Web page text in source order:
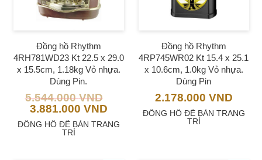
Đồng hồ Rhythm
4RH781WD23 Kt 22.5 x 29.0
x 15.5cm, 1.18kg Vỏ nhựa.
Dùng Pin.
5.544.000VND
3.881.000 VND
ĐỒNG HỒ ĐỂ BÀN TRANG
TRÍ
Đồng hồ Rhythm
4RP745WR02 Kt 15.4 x 25.1
x 10.6cm, 1.0kg Vỏ nhựa.
Dùng Pin
2.178.000 VND
ĐỒNG HỒ ĐỂ BÀN TRANG
TRÍ